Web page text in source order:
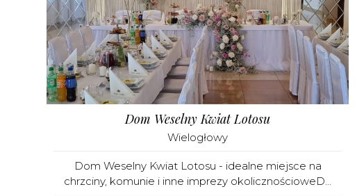
Dom Weselny Kwiat Lotosu
Wielogłowy
Dom Weselny Kwiat Lotosu - idealne miejsce na
chrzciny, komunie i inne imprezy okolicznościoweD...